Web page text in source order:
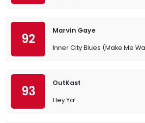
92
Marvin Gaye
Inner City Blues (Make Me
93
OutKast
Hey Ya!